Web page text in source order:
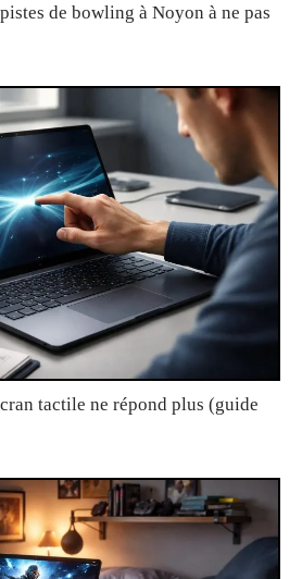
de bowling à Noyon à ne pas
tactile ne répond plus (guide